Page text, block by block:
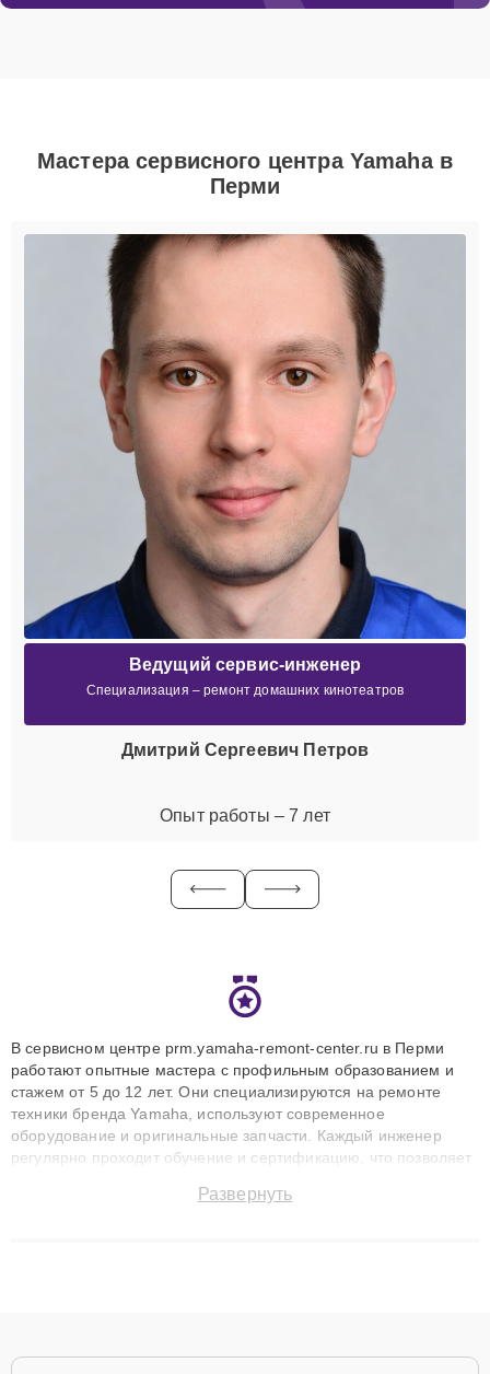
Мастера сервисного центра Yamaha в
Перми
Ведущий сервис-инженер
Специализация – ремонт домашних кинотеатров
Дмитрий Сергеевич Петров
Опыт работы – 7 лет
В сервисном центре prm.yamaha-remont-center.ru в Перми
работают опытные мастера с профильным образованием и
стажем от 5 до 12 лет. Они специализируются на ремонте
техники бренда Yamaha, используют современное
оборудование и оригинальные запчасти. Каждый инженер
регулярно проходит обучение и сертификацию, что позволяет
технику с сохранением гарантии до 3 лет. Наши мастера
Развернуть